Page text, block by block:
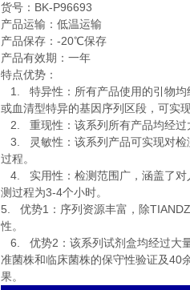
货号： BK-P96693
产品运输：低温运输
产品保存： -20℃保存
产品有效期：一年
特点优势：
1. 特异性：所有产品使用的引物
或血清型特异的基因序列区段，可实
2. 重现性：该系列所有产品均经
3. 灵敏性：该系列产品可实现对
过程。
4. 实用性：检测范围广，涵盖了
测过程为3-4个小时。
5. 优势1 ：序列资源丰富，除TIANDZ
性。
6. 优势2 ：该系列试剂盒均经过
准菌株和临床菌株的保守性验证及40
果。